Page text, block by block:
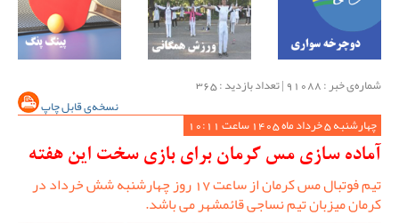
شماره‌ی خبر : ‌91088 | تعداد بازدید : 365
نسخه‌ی قابل چاپ
چهارشنبه 5 خرداد ماه 1405 ساعت 10:11
آماده سازی مس کرمان برای بازی سخت این هفته
تیم فوتبال مس کرمان از ساعت 17 روز چهارشنبه شش خرداد در
کرمان میزبان تیم نساجی قائمشهر می باشد.